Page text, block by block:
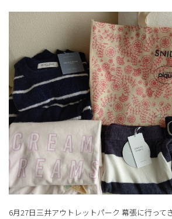
6月27日三井アウトレットパーク 幕張に行って